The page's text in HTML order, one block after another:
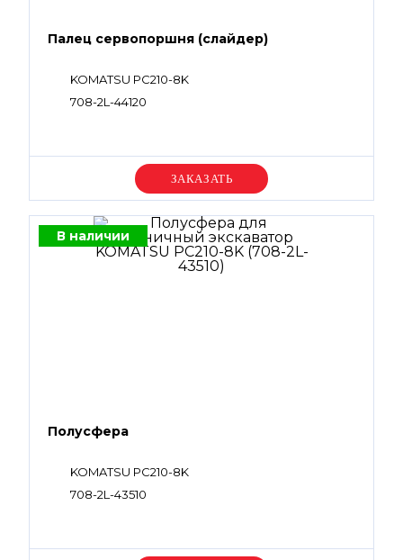
Палец сервопоршня (слайдер)
KOMATSU PC210-8K
708-2L-44120
Уточняйте цену
В наличии
Полусфера
KOMATSU PC210-8K
708-2L-43510